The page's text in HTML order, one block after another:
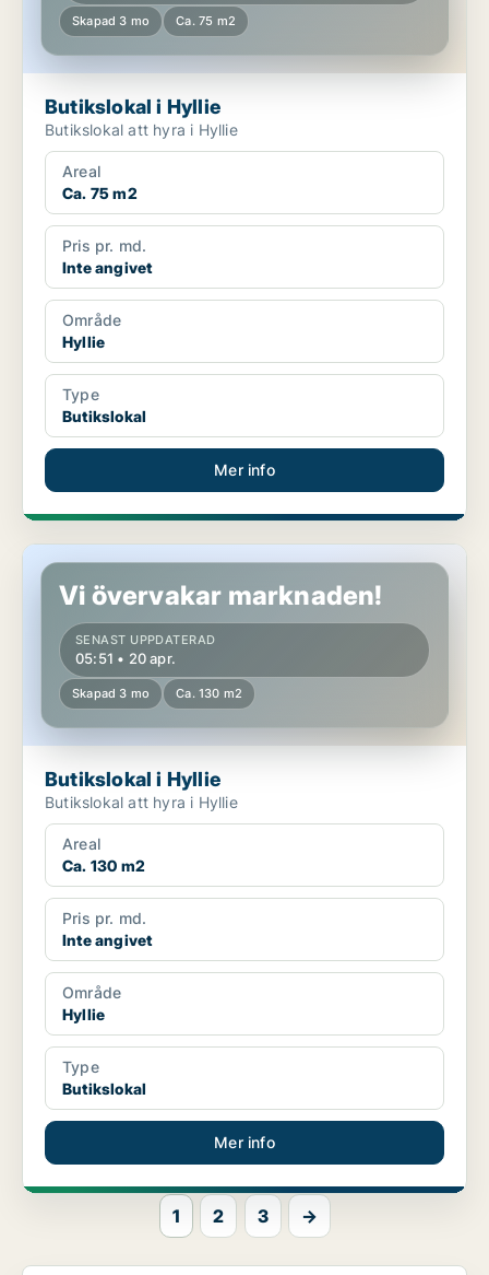
Skapad 3 mo Ca. 75 m2
Butikslokal i Hyllie
Butikslokal att hyra i Hyllie
Areal
Ca. 75 m2
Pris pr. md.
Inte angivet
Område
Hyllie
Type
Butikslokal
Mer info
Butikslokal i Hyllie
Vi övervakar marknaden!
SENAST UPPDATERAD
05:51 • 20 apr.
Skapad 3 mo Ca. 130 m2
Butikslokal i Hyllie
Butikslokal att hyra i Hyllie
Areal
Ca. 130 m2
Pris pr. md.
Inte angivet
Område
Hyllie
Type
Butikslokal
Mer info
1 2 3 →